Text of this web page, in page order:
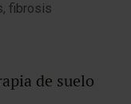
fibrosis
de suelo